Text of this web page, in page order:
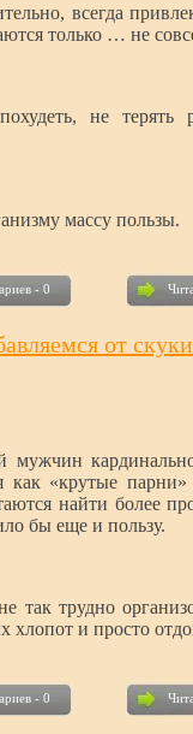
всегда
только … не
не терять
массу пользы.
- 0
от скуки
мужчин
как «крутые
найти более
бы еще и пользу.
трудно
хлопот и просто
- 0